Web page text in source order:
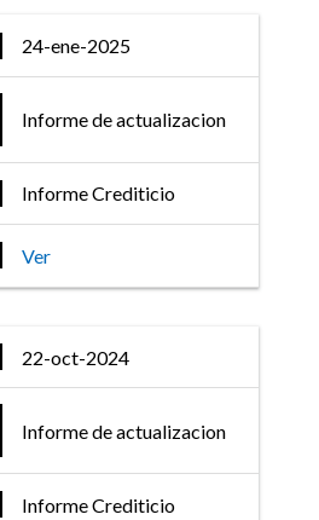
Fondos de
24-ene-2025
Informe de actualizacion
Informe Crediticio
Ver
22-oct-2024
Informe de actualizacion
Informe Crediticio